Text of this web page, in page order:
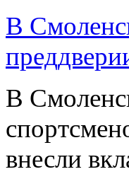
В
В
внесли